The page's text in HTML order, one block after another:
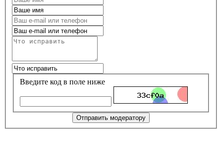
Введите код в поле ниже
Отправить модератору